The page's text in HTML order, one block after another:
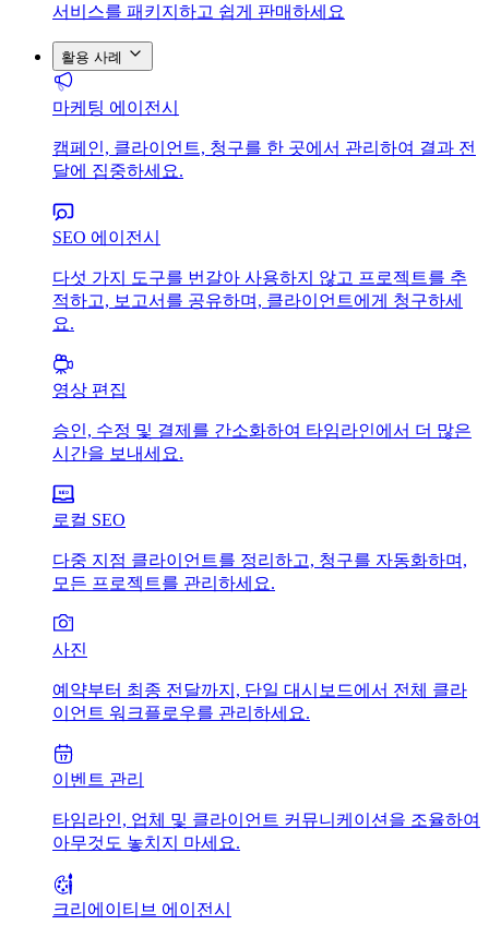
서비스를 패키지하고 쉽게 판매하세요
활용 사례
마케팅 에이전시
캠페인, 클라이언트, 청구를 한 곳에서 관리하여 결과 전
달에 집중하세요.
SEO 에이전시
다섯 가지 도구를 번갈아 사용하지 않고 프로젝트를 추
적하고, 보고서를 공유하며, 클라이언트에게 청구하세
요.
영상 편집
승인, 수정 및 결제를 간소화하여 타임라인에서 더 많은
시간을 보내세요.
로컬 SEO
다중 지점 클라이언트를 정리하고, 청구를 자동화하며,
모든 프로젝트를 관리하세요.
사진
예약부터 최종 전달까지, 단일 대시보드에서 전체 클라
이언트 워크플로우를 관리하세요.
이벤트 관리
타임라인, 업체 및 클라이언트 커뮤니케이션을 조율하여
아무것도 놓치지 마세요.
크리에이티브 에이전시